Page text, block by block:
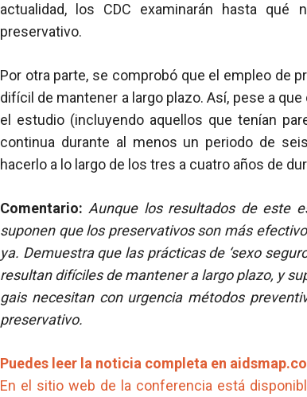
actualidad, los CDC examinarán hasta
preservativo.
Por otra parte, se comprobó que el empleo de
difícil de mantener a largo plazo. Así, pese a
el estudio (incluyendo aquellos que tenían
continua durante al menos un periodo de
hacerlo a lo largo de los tres a cuatro años de
Comentario: Aunque los resultados de este
suponen que los preservativos son más
ya. Demuestra que las prácticas de ‘sexo
resultan difíciles de mantener a largo plazo, y
gais necesitan con urgencia métodos
preservativo.
Puedes leer la noticia completa en
En el sitio web de la conferencia está